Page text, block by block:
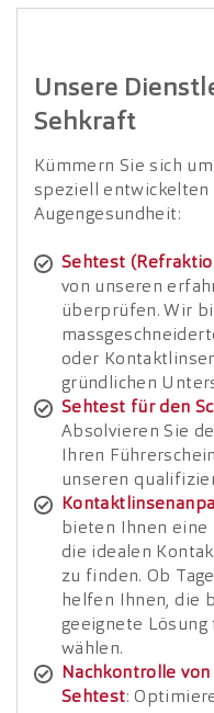
Unsere
Sehkraft
Kümmern Sie sich
speziell entwickelten
Augengesundheit:
Sehtest
von unseren
überprüfen. Wir
oder
gründlichen
Sehtest für den
Absolvieren Sie
Ihren
unseren
bieten Ihnen eine
die idealen
zu finden. Ob
helfen Ihnen, die
geeignete
wählen.
Nachkontrolle
Sehtest: